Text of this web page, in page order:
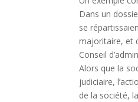
Dans un
se
majoritaire, et
Conseil
Alors que la
judiciaire,
de la société,